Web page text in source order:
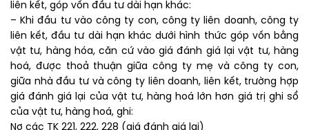
liên kết, góp vốn đầu tư dài hạn khác:
– Khi đầu tư vào công ty con, công ty liên doanh, công ty
liên kết, đầu tư dài hạn khác dưới hình thức góp vốn bằng
vật tư, hàng hóa, căn cứ vào giá đánh giá lại vật tư, hàng
hoá, được thoả thuận giữa công ty mẹ và công ty con,
giữa nhà đầu tư và công ty liên doanh, liên kết, trường hợp
giá đánh giá lại của vật tư, hàng hoá lớn hơn giá trị ghi sổ
của vật tư, hàng hoá, ghi:
Nợ các TK 221, 222, 228 (giá đánh giá lại)